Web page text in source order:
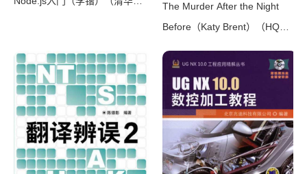
The Murder After the Night
Before（Katy Brent）（HQ